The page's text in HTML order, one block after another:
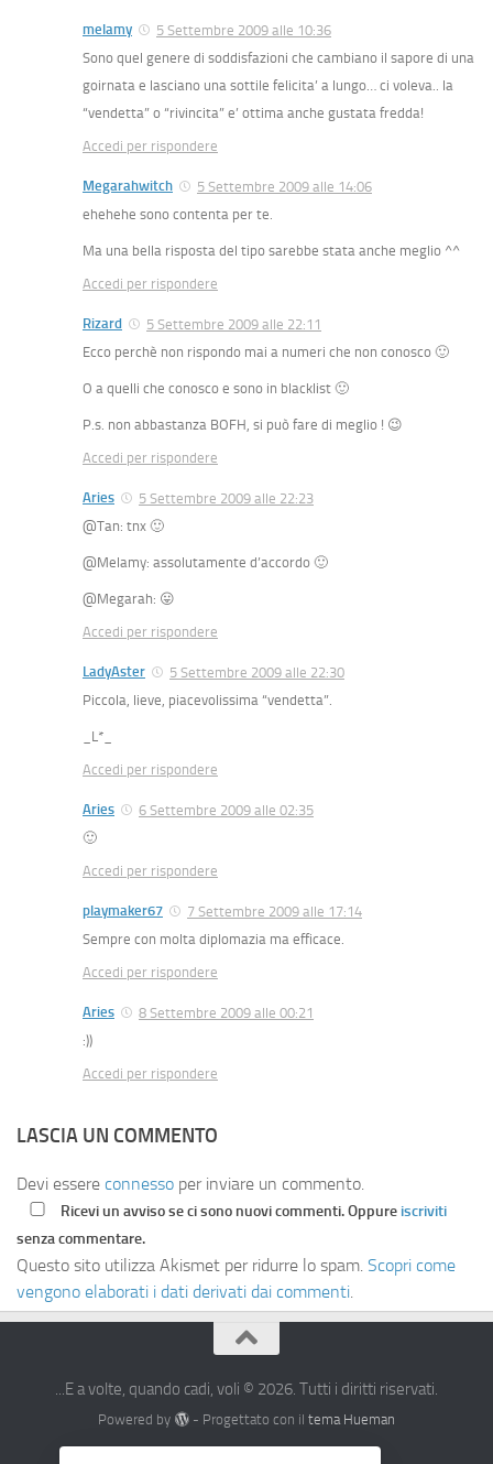
melamy
5 Settembre 2009 alle 10:36
Sono quel genere di soddisfazioni che cambiano il sapore di una
goirnata e lasciano una sottile felicita’ a lungo… ci voleva.. la
“vendetta” o “rivincita” e’ ottima anche gustata fredda!
Accedi per rispondere
Megarahwitch
5 Settembre 2009 alle 14:06
ehehehe sono contenta per te.
Ma una bella risposta del tipo sarebbe stata anche meglio ^^
Accedi per rispondere
Rizard
5 Settembre 2009 alle 22:11
Ecco perchè non rispondo mai a numeri che non conosco 🙂
O a quelli che conosco e sono in blacklist 🙂
P.s. non abbastanza BOFH, si può fare di meglio ! 😉
Accedi per rispondere
Aries
5 Settembre 2009 alle 22:23
@Tan: tnx 🙂
@Melamy: assolutamente d’accordo 🙂
@Megarah: 😛
Accedi per rispondere
LadyAster
5 Settembre 2009 alle 22:30
Piccola, lieve, piacevolissima “vendetta”.
_L*_
Accedi per rispondere
Aries
6 Settembre 2009 alle 02:35
🙂
Accedi per rispondere
playmaker67
7 Settembre 2009 alle 17:14
Sempre con molta diplomazia ma efficace.
Accedi per rispondere
Aries
8 Settembre 2009 alle 00:21
:))
Accedi per rispondere
LASCIA UN COMMENTO
Devi essere connesso per inviare un commento.
Ricevi un avviso se ci sono nuovi commenti. Oppure iscriviti
senza commentare.
Questo sito utilizza Akismet per ridurre lo spam. Scopri come
vengono elaborati i dati derivati dai commenti
...E a volte, quando cadi, voli © 2026. Tutti i diritti riservati.
Powered by - Progettato con il tema Hueman